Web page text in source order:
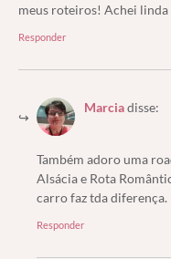
meus roteiros! Achei linda
Responder
Marciadisse:
Também adoro uma
Alsácia e Rota
carro faz tda diferença.
Responder